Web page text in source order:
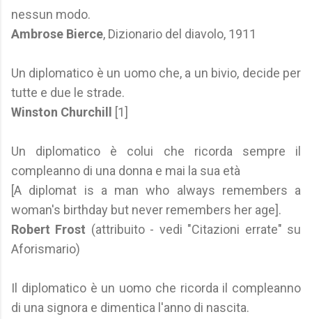
nessun modo.
Ambrose Bierce, Dizionario del diavolo, 1911
Un diplomatico è un uomo che, a un bivio, decide per
tutte e due le strade.
Winston Churchill
[1]
Un diplomatico è colui che ricorda sempre il
compleanno di una donna e mai la sua età
[A diplomat is a man who always remembers a
woman's birthday but never remembers her age].
Robert Frost (attribuito - vedi "Citazioni errate" su
Aforismario)
Il diplomatico è un uomo che ricorda il compleanno
di una signora e dimentica l'anno di nascita.